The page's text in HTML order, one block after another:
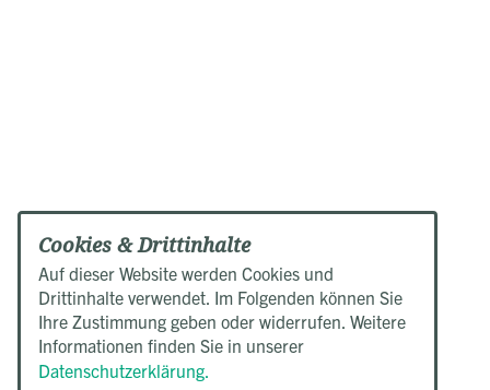
Cookies & Drittinhalte
Auf dieser Website werden Cookies und
Drittinhalte verwendet. Im Folgenden können Sie
Ihre Zustimmung geben oder widerrufen. Weitere
Informationen finden Sie in unserer
Datenschutzerklärung.